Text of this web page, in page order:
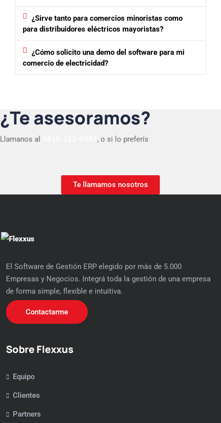
¿Sirve tanto para comercios minoristas como
para distribuidores eléctricos mayoristas?
¿Cómo solicito una demo del software para mi
comercio de electricidad?
¿Te asesoramos?
Llamanos al , o si lo preferís
Te llamamos nosotros
El Software de Gestión ERP elegido por más de 5.000
Empresas y Negocios. Integrá toda la gestión de una empresa
de forma simple, flexible e intuitiva.
Contactarme
Sobre Flexxus
Equipo
Clientes
Partners